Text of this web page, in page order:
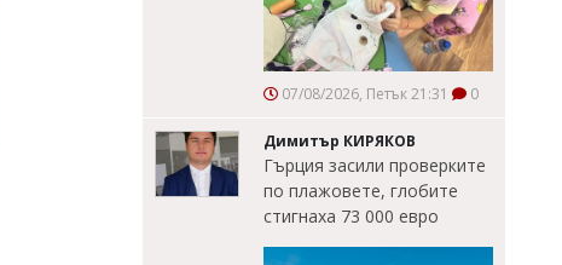
07/08/2026, Петък 21:31 0
Димитър КИРЯКОВ
Гърция засили проверките
по плажовете, глобите
стигнаха 73 000 евро